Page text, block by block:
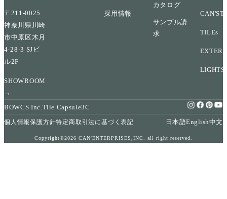
〒211-0025
神奈川県川崎
市中原区木月
4-28-3 SJビ
ル2F
SHOWROOM
→
採用情報
カタログ
サンプル請
求
TILEs
LIGHTS
BOWCS Inc. Tile Capsule3C
個人情報保護方針特定商取引法に基づく表記 日本語English中文
Copyright©2026 CAN'ENTERPRISES,INC. all right reserved.